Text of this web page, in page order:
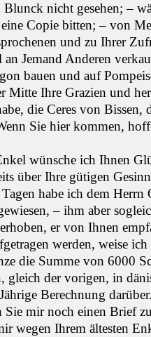
nicht gesehen; –
Copie bitten; – von
und zu Ihrer
an Jemand Anderen
bauen und auf
Mitte Ihre Grazien und
die Ceres von Bissen,
Sie hier kommen,
wünsche ich Ihnen
über Ihre gütigen
habe ich dem Herrn
– ihm aber
er von Ihnen
werden, weise
die Summe von 6000
gleich der vorigen, in
Berechnung
mir noch einen Brief
wegen Ihrem ältesten